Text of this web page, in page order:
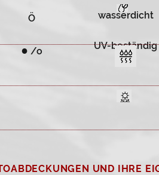
Ö
● /o
wasserdicht
UV-beständig
UND IHRE